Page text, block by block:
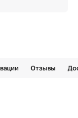
Отзывы